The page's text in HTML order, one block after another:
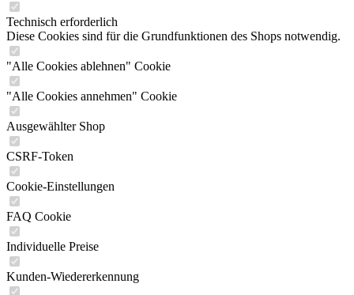
Technisch erforderlich
Diese Cookies sind für die Grundfunktionen des Shops notwendig.
"Alle Cookies ablehnen" Cookie
"Alle Cookies annehmen" Cookie
Ausgewählter Shop
CSRF-Token
Cookie-Einstellungen
FAQ Cookie
Individuelle Preise
Kunden-Wiedererkennung